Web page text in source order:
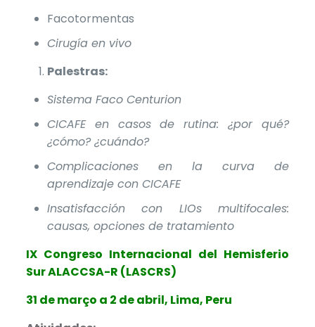
Facotormentas
Cirugía en vivo
Palestras:
Sistema Faco Centurion
CICAFE en casos de rutina: ¿por qué?
¿cómo? ¿cuándo?
Complicaciones en la curva de
aprendizaje con CICAFE
Insatisfacción con LIOs multifocales:
causas, opciones de tratamiento
IX Congreso Internacional del Hemisferio
Sur ALACCSA-R (LASCRS)
31 de março a 2 de abril, Lima, Peru